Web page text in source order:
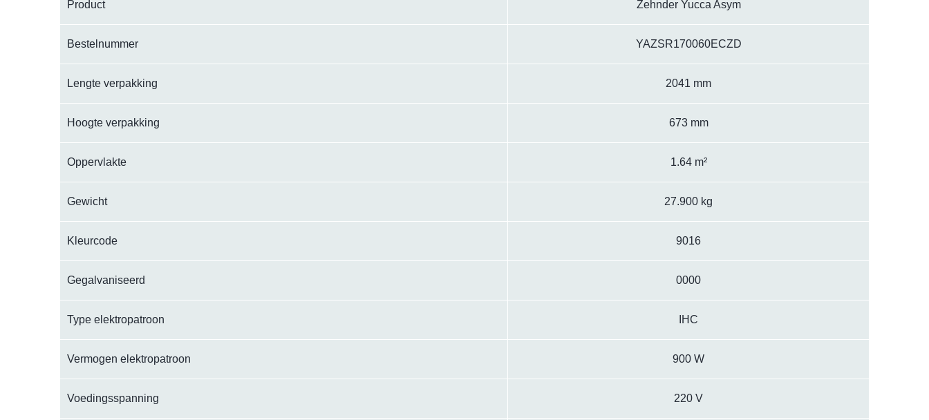
Product Zehnder Yucca Asym
Bestelnummer YAZSR170060ECZD
Lengte verpakking 2041 mm
Hoogte verpakking 673 mm
Oppervlakte 1.64 m²
Gewicht 27.900 kg
Kleurcode 9016
Gegalvaniseerd 0000
Type elektropatroon IHC
Vermogen elektropatroon 900 W
Voedingsspanning 220 V